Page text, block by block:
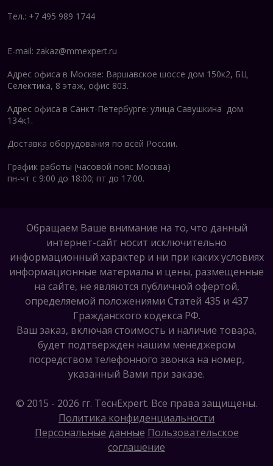
технических требований вашего производства.
Мы предлагаем оптимальные решения по
конкурентоспособным ценам и обеспечиваем
Двигатели серии 1ВАО - это надежное,
предприятий, работающих во взрывоопасных
условиях. Современная конструкция, высокое
качество исполнения и соответствие всем
ответственных промышленных применений.
Свяжитесь сТорговым домом "Техэксперт"для
получения подробной консультации и расчета
стоимости двигателей 1ВАО для вашего
предприятия!
Тел.: +7 495 989 1744
E-mail: zakaz@mmexpert.ru
Адрес офиса в Москве: Варшавское шоссе дом 150к2, БЦ
Селектика, 8 этаж, офис 803.
Адрес офиса в Санкт-Петербурге: улица Савушкина дом
134к1.
Доставка оборудования по всей России.
График работы (часовой пояс Москва)
пн-чт с 9:00 до 18:00; пт до 17:00.
Обращаем Ваше внимание на то, что данный
интернет-сайт носит исключительно
информационный характер и ни при каких условиях
информационные материалы и цены, размещенные
на сайте, не являются публичной офертой,
определяемой положениями Статей 435 и 437
Гражданского кодекса РФ.
Ваш заказ, включая стоимость и наличие товара,
будет подтвержден нашим менеджером
посредством телефонного звонка на номер,
указанный Вами при заказе.
© 2015 - 2026 гг. ТеcнExpert. Все права защищены.
Политика конфиденциальности
Персональные данные Пользовательское
соглашение